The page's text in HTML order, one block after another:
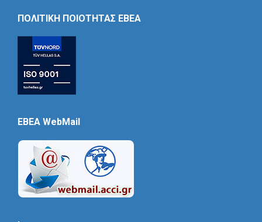
ΠΟΛΙΤΙΚΗ ΠΟΙΟΤΗΤΑΣ ΕΒΕΑ
EBEA WebMail